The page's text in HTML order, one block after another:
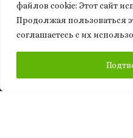
файлов сookie: Этот сайт
Продолжая пользоваться
соглашаетесь с их
© 2026Granite of